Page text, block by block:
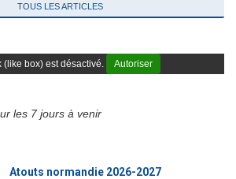
TOUS LES ARTICLES
(like box) est désactivé. Autoriser
les 7 jours à venir
Atouts normandie 2026-2027